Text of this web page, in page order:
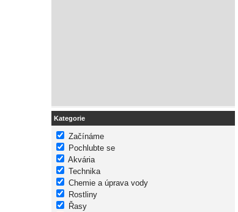
Kategorie
Začínáme
Pochlubte se
Akvária
Technika
Chemie a úprava vody
Rostliny
Řasy